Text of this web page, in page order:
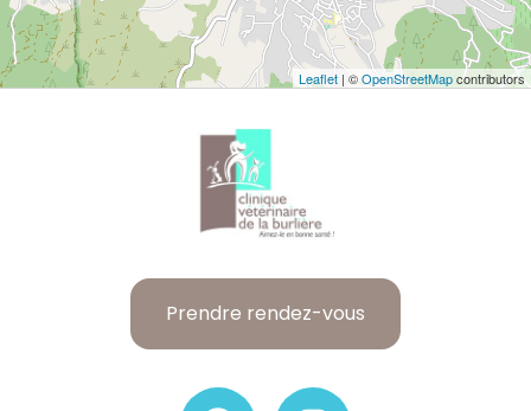
Leaflet | ©OpenStreetMapcontributors
Prendre rendez-vous